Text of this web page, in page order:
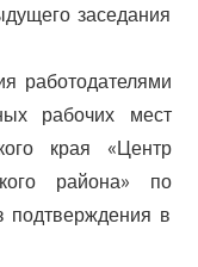
заседания
работодателями
рабочих мест
края «Центр
района» по
подтверждения в